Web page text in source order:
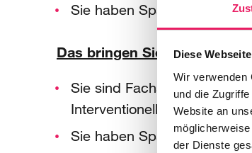
Diese
Wir verwenden
und die
Website an
der Dienste
Sie haben Spaß an der
Das bringen Sie mit:
Sie sind Facharzt für
Interventionelle Kardiologie
Sie haben Spaß an der